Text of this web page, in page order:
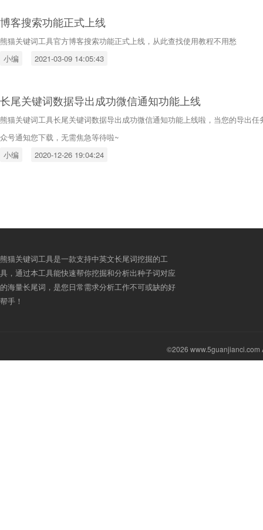
博客搜索功能正式上线
熊猫关键词工具官方博客搜索功能正式上线，从此查找使用教程不用愁
小编
2021-03-09 14:05:43
长尾关键词数据导出成功微信通知功能上线
熊猫关键词工具长尾关键词数据导出成功微信通知功能上线啦，当您的导出
众号通知您下载，无需焦急等待啦~
小编
2020-12-26 19:04:24
熊猫关键词工具是一款支持中英文长尾词挖掘的工
具，通过本工具能快速帮你挖掘和分析出种子词对应
的海量长尾词，是您日常需求分析工作不可或缺的好
帮手！
©2026 www.5guanjianci.com